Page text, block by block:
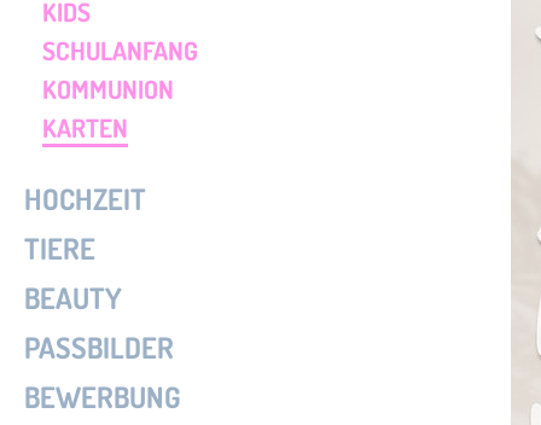
KIDS
SCHULANFANG
KOMMUNION
KARTEN
HOCHZEIT
TIERE
BEAUTY
PASSBILDER
BEWERBUNG